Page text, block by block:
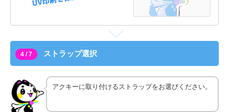
4 / 7 ストラップ選択
アクキーに取り付けるストラップをお選びください。